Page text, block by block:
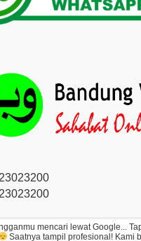
mencari lewat Google...
Saatnya tampil profesional! Kami